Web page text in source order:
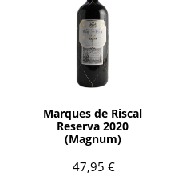
Marques de Riscal
Reserva 2020
(Magnum)
47,95 €
AÑADIR